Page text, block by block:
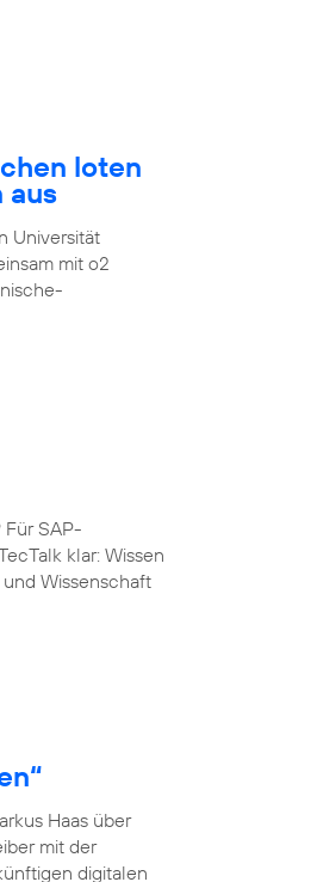
loten
aus
Universität
mit o2
SAP-
klar: Wissen
Wissenschaft
Haas über
mit der
digitalen